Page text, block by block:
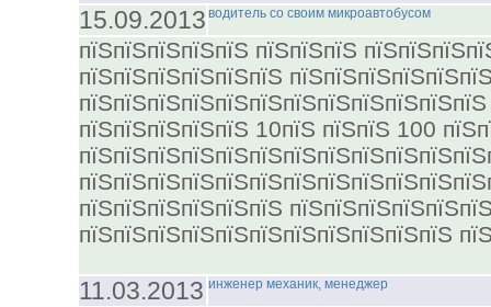
15.09.2013 водитель со своим микроавтобусом
пїЅпїЅпїЅпїЅпїЅ пїЅпїЅпїЅ
пїЅпїЅпїЅпїЅпїЅпїЅ
пїЅпїЅпїЅпїЅпїЅ 10пїЅ пїЅпїЅ 100
пїЅпїЅпїЅпїЅпїЅпїЅ
пїЅпїЅпїЅпїЅпїЅпїЅпїЅпїЅпїЅпїЅпїЅ
11.03.2013 инженер механик, менеджер